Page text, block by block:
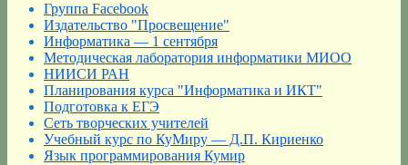
Группа Facebook
Издательство "Просвещение"
Информатика — 1 сентября
Методическая лаборатория информатики МИОО
НИИСИ РАН
Планирования курса "Информатика и ИКТ"
Подготовка к ЕГЭ
Сеть творческих учителей
Учебный курс по КуМиру — Д.П. Кириенко
Язык программирования Кумир